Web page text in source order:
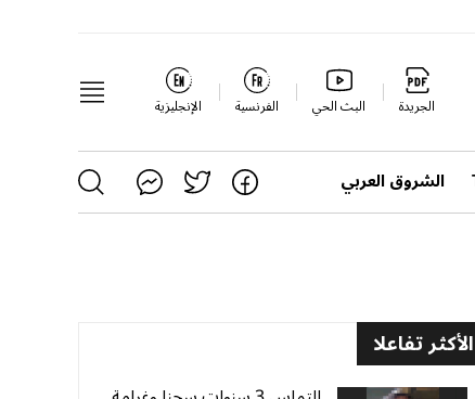
الجريدة البث الحي الفرنسية الإنجليزية
الشروق العربي
الأكثر تفاعلا